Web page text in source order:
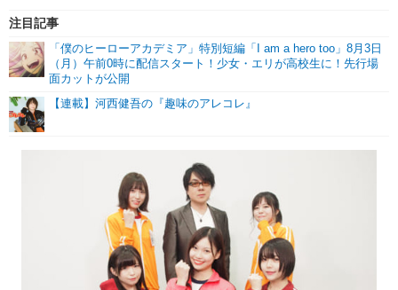
注目記事
「僕のヒーローアカデミア」特別短編「I am a hero too」8月3日
（月）午前0時に配信スタート！少女・エリが高校生に！先行場
面カットが公開
【連載】河西健吾の『趣味のアレコレ』